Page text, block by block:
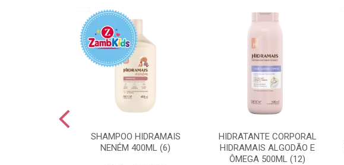
SHAMPOO HIDRAMAIS
NENÉM 400ML (6)
HIDRATANTE CORPORAL
HIDRAMAIS ALGODÃO E
ÔMEGA 500ML (12)